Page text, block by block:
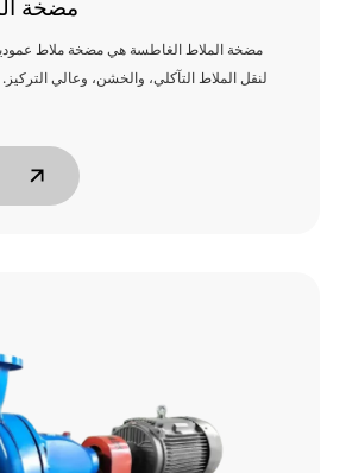
مضخة
مضخة الملاط الغاطسة هي مضخة ملاط
لنقل الملاط التآكلي، والخشن، وعالي